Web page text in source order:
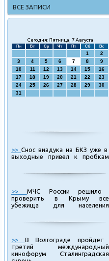
ВСЕ ЗАПИСИ
Сегодня: Пятница, 7 Августа
Пн Вт Ср Чт Пт Сб Вс
1
2
3
4 5 6 7 8
9
10
11 12 13 14 15
16
17
18 19 20 21 22
23
24
25 26 27 28 29
30
31
>> Снос виадука на БКЗ уже в
выходные привел к пробкам
>> МЧС России решило
проверить в Крыму все
убежища для населения
>> В Волгограде пройдет
третий международный
кинофорум Сталинградская